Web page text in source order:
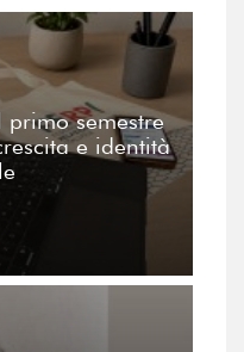
primo semestre
e identità